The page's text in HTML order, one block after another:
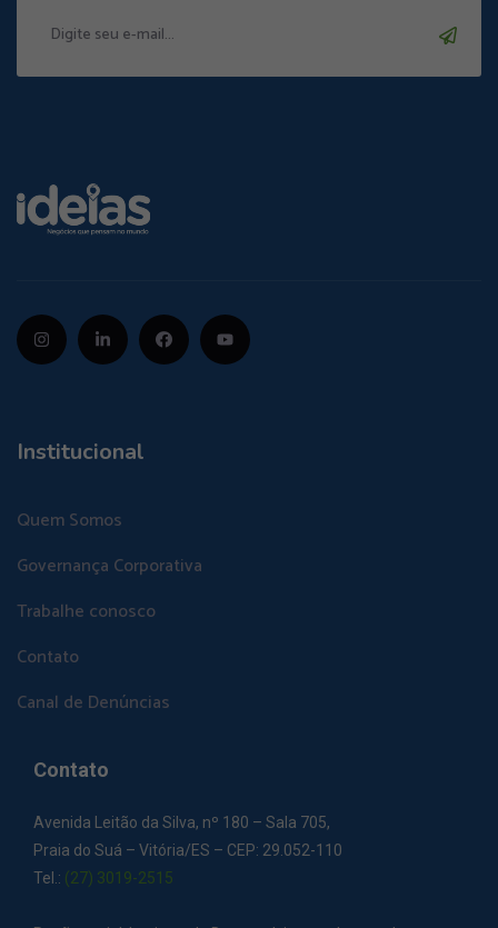
Institucional
Quem Somos
Governança Corporativa
Trabalhe conosco
Contato
Canal de Denúncias
Contato
Avenida Leitão da Silva, nº 180 – Sala 705,
Praia do Suá – Vitória/ES – CEP: 29.052-110
Tel.: (27) 3019-2515